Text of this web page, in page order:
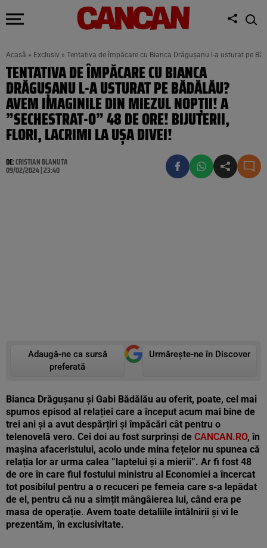
Acasă » Exclusiv » Tentativa de împăcare cu Bianca Drăgușanu l-a usturat pe
TENTATIVA DE ÎMPĂCARE CU BIANCA
DRĂGUȘANU L-A USTURAT PE BĂDĂLĂU?
AVEM IMAGINILE DIN MIEZUL NOPȚII! A
”SECHESTRAT-O” 48 DE ORE! BIJUTERII,
FLORI, LACRIMI LA UȘA DIVEI!
DE:CRISTIAN BLANUTA
09/02/2024 | 23:40
Adaugă-ne ca sursă
preferată
Urmărește-ne în Discover
Bianca Drăgușanu și Gabi Bădălău au oferit, poate, cel mai
spumos episod al relației care a început acum mai bine de
trei ani și a avut despărțiri și împăcări cât pentru o
telenovelă vero. Cei doi au fost surprinși de CANCAN.RO, în
mașina afaceristului, acolo unde mina fețelor nu spunea că
relația lor ar urma calea ”laptelui și a mierii”. Ar fi fost 48
de ore în care fiul fostului ministru al Economiei a încercat
tot posibilul pentru a o recuceri pe femeia care s-a lepădat
de el, pentru că nu a simțit mângâierea lui, când era pe
masa de operație. Avem toate detaliile întâlnirii și vi le
prezentăm, în exclusivitate.